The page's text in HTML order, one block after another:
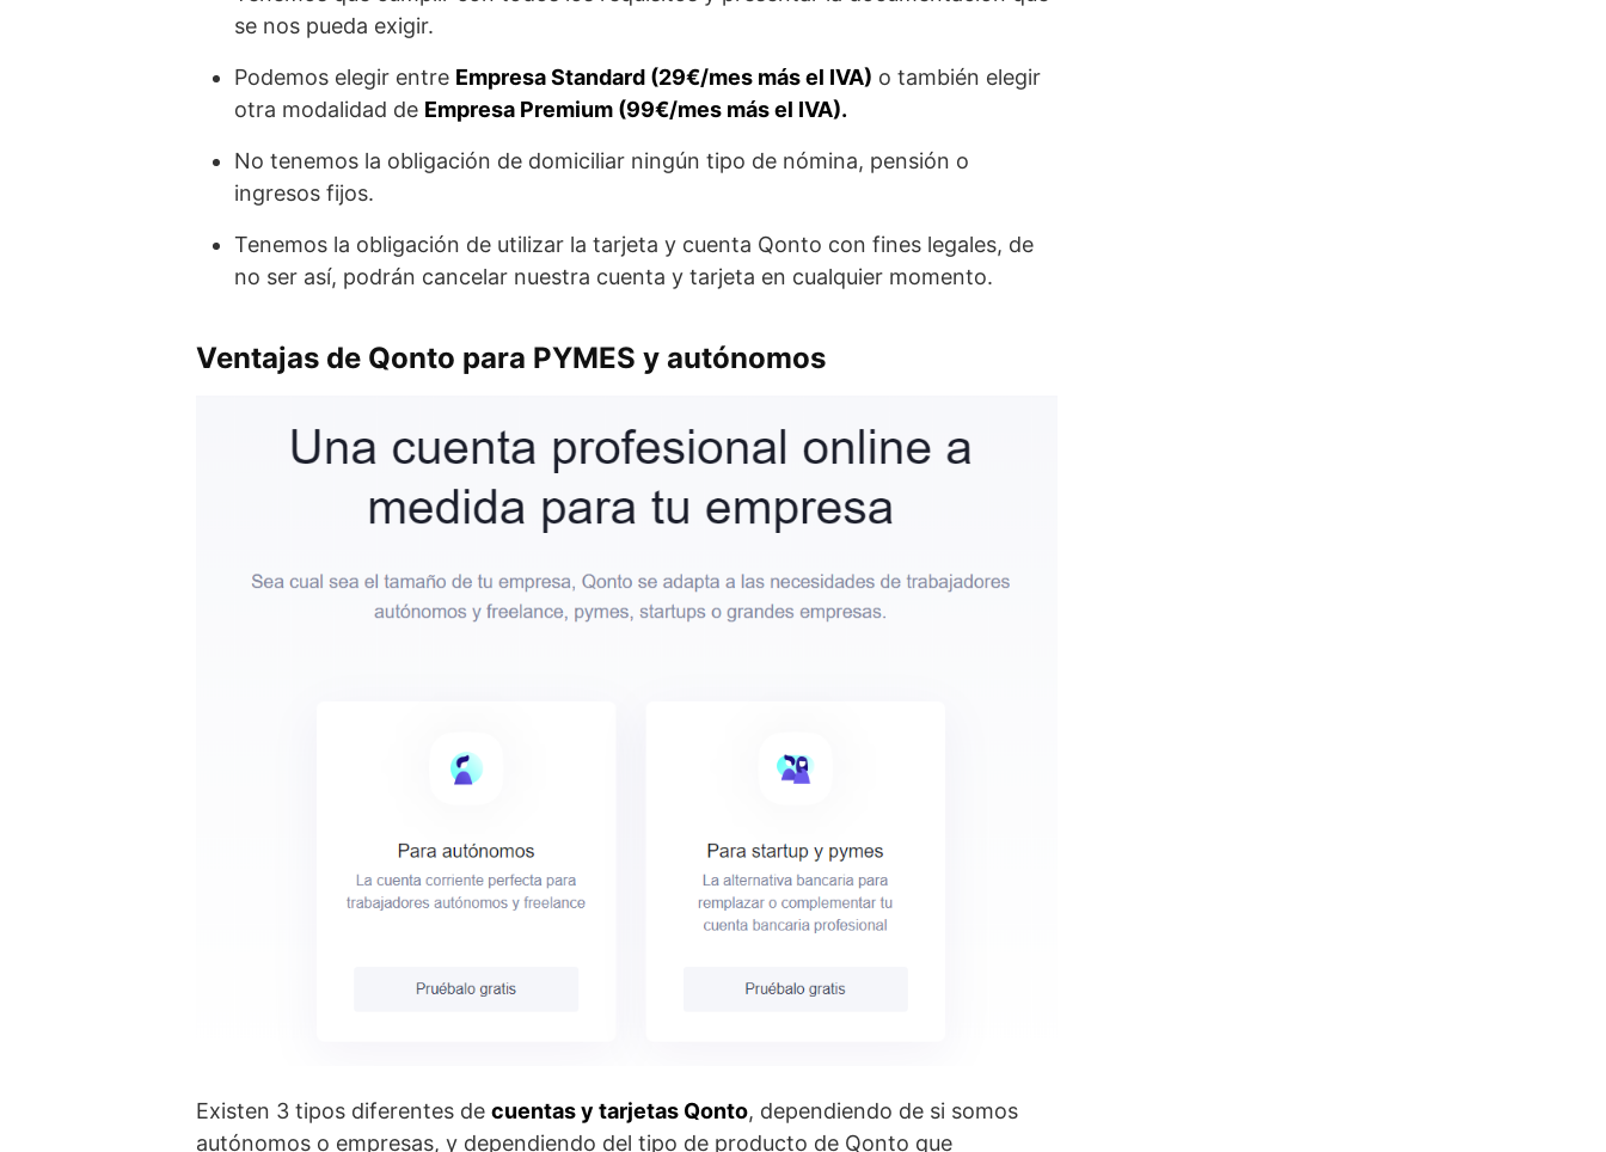
se nos pueda exigir.
Podemos elegir entre Empresa Standard (29€/mes más el IVA) o también elegir
otra modalidad de Empresa Premium (99€/mes más el IVA).
No tenemos la obligación de domiciliar ningún tipo de nómina, pensión o
ingresos fijos.
Tenemos la obligación de utilizar la tarjeta y cuenta Qonto con fines legales, de
no ser así, podrán cancelar nuestra cuenta y tarjeta en cualquier momento.
Ventajas de Qonto para PYMES y autónomos
Existen 3 tipos diferentes de cuentas y tarjetas Qonto, dependiendo de si somos
autónomos o empresas, y dependiendo del tipo de producto de Qonto que